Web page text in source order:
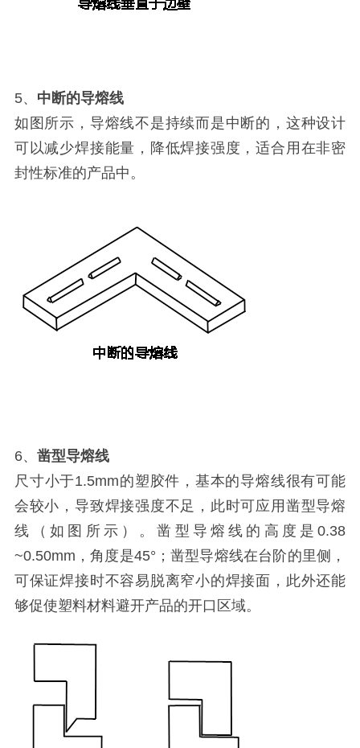
5、 中断的导熔线
如图所示，导熔线不是持续而是中断的，这种设计
可以减少焊接能量，降低焊接强度，适合用在非密
封性标准的产品中。
6、 凿型导熔线
尺寸小于1.5mm的塑胶件，基本的导熔线很有可能
会较小，导致焊接强度不足，此时可应用凿型导熔
线（如图所示）。凿型导熔线的高度是0.38
~0.50mm，角度是45°；凿型导熔线在台阶的里侧，
可保证焊接时不容易脱离窄小的焊接面，此外还能
够促使塑料材料避开产品的开口区域。